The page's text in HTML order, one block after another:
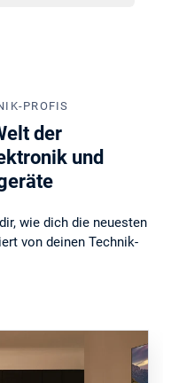
PROFIS
der
und
wie dich die neuesten
von deinen Technik-